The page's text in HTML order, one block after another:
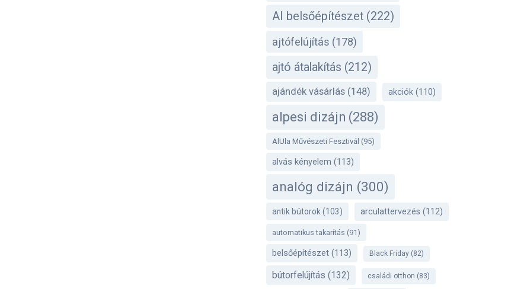
AI belsőépítészet(222)
ajtófelújítás (178)
ajtó átalakítás (212)
ajándék vásárlás(148) akciók(110)
alpesi dizájn (288)
AlUla Művészeti Fesztivál (95)
alvás kényelem (113)
analóg dizájn (300)
antik bútorok (103) arculattervezés (112)
automatikus takarítás (91)
belsőépítészet(113) Black Friday(82)
bútorfelújítás (132) családi otthon (83)